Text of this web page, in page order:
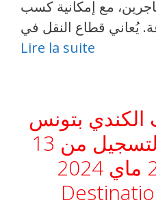
مع إمكانية كسب
Lire la suite
الكندي بتونس
جوان 2024 : التسجيل من 13
ماي حتى 26 ماي 2024